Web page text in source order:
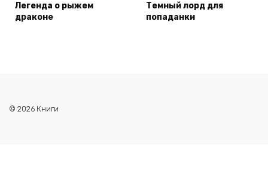
Легенда о рыжем
драконе
Темный лорд для
попаданки
© 2026 Книги